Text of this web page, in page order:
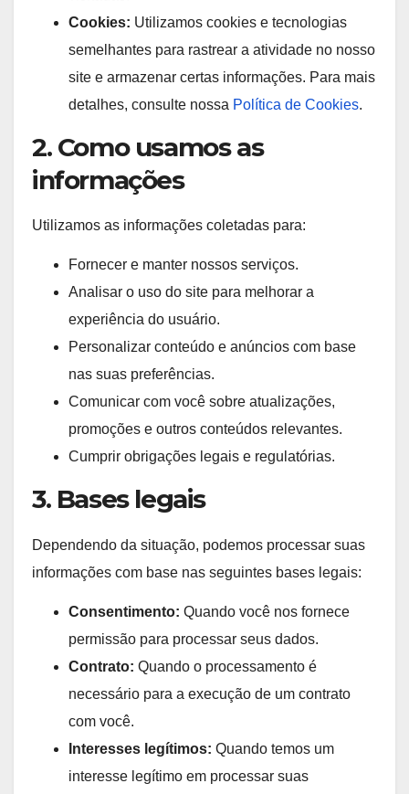
Cookies: Utilizamos cookies e tecnologias
semelhantes para rastrear a atividade no nosso
site e armazenar certas informações. Para mais
detalhes, consulte nossa Política de Cookies.
2. Como usamos as
informações
Utilizamos as informações coletadas para:
Fornecer e manter nossos serviços.
Analisar o uso do site para melhorar a
experiência do usuário.
Personalizar conteúdo e anúncios com base
nas suas preferências.
Comunicar com você sobre atualizações,
promoções e outros conteúdos relevantes.
Cumprir obrigações legais e regulatórias.
3. Bases legais
Dependendo da situação, podemos processar suas
informações com base nas seguintes bases legais:
Consentimento: Quando você nos fornece
permissão para processar seus dados.
Contrato: Quando o processamento é
necessário para a execução de um contrato
com você.
Interesses legítimos: Quando temos um
interesse legítimo em processar suas